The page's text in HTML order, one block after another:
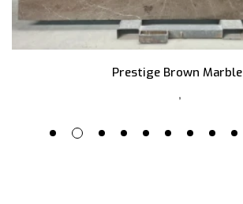
Prestige Brown Marble
,